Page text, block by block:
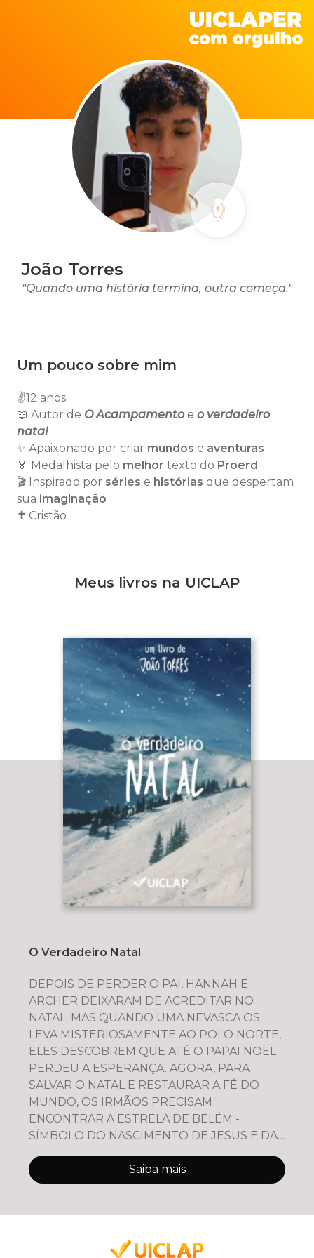
João Torres
"Quando uma história termina, outra começa."
Um pouco sobre mim
✌️12 anos
📖 Autor de O Acampamentoe o verdadeiro
natal
✨ Apaixonado por criar mundos e aventuras
🏅 Medalhista pelo melhor texto do Proerd
🎬 Inspirado por séries e histórias que despertam
sua imaginação
✝️ Cristão
Meus livros na UICLAP
O Verdadeiro Natal
DEPOIS DE PERDER O PAI, HANNAH E
ARCHER DEIXARAM DE ACREDITAR NO
NATAL. MAS QUANDO UMA NEVASCA OS
LEVA MISTERIOSAMENTE AO POLO NORTE,
ELES DESCOBREM QUE ATÉ O PAPAI NOEL
PERDEU A ESPERANÇA. AGORA, PARA
SALVAR O NATAL E RESTAURAR A FÉ DO
MUNDO, OS IRMÃOS PRECISAM
ENCONTRAR A ESTRELA DE BELÉM -
SÍMBOLO DO NASCIMENTO DE JESUS E DA
Saiba mais